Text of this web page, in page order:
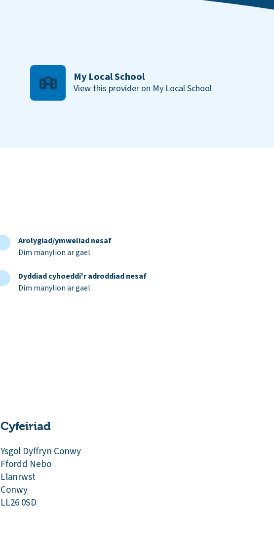
My Local School
View this provider on My Local School
Arolygiad/ymweliad nesaf
Dim manylion ar gael
Dyddiad cyhoeddi'r adroddiad nesaf
Dim manylion ar gael
Cyfeiriad
Ysgol Dyffryn Conwy
Ffordd Nebo
Llanrwst
Conwy
LL26 0SD